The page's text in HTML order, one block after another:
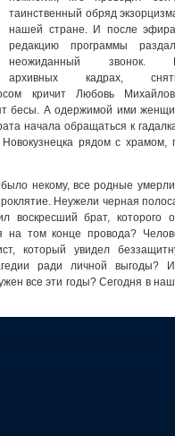
таинственный обряд
нашей стране. И после
редакцию программы
неожиданный звонок.
архивных кадрах,
кричит Любовь
бесы. А одержимой ими
начала обращаться к
рядом с храмом,
некому, все родные
Неужели черная
воскресший брат, которого
на том конце провода?
который увидел
ради личной выгоды?
все эти годы? Сегодня в